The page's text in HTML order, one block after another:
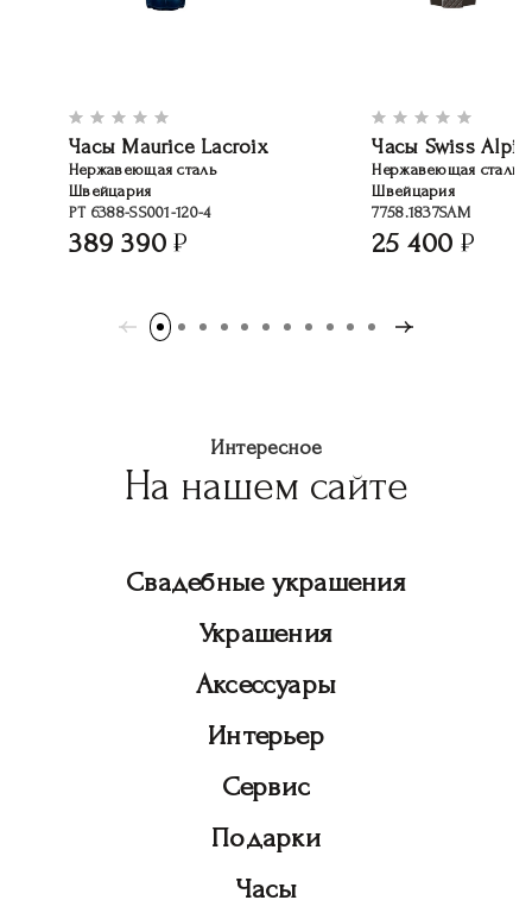
Часы Maurice Lacroix
Нержавеющая сталь
Швейцария
PT 6388-SS001-120-4
389 390
Часы Swiss
Нержавеющая сталь
Швейцария
7758.1837SAM
25 400
Интересное
На нашем сайте
Свадебные украшения
Украшения
Аксессуары
Интерьер
Сервис
Подарки
Часы